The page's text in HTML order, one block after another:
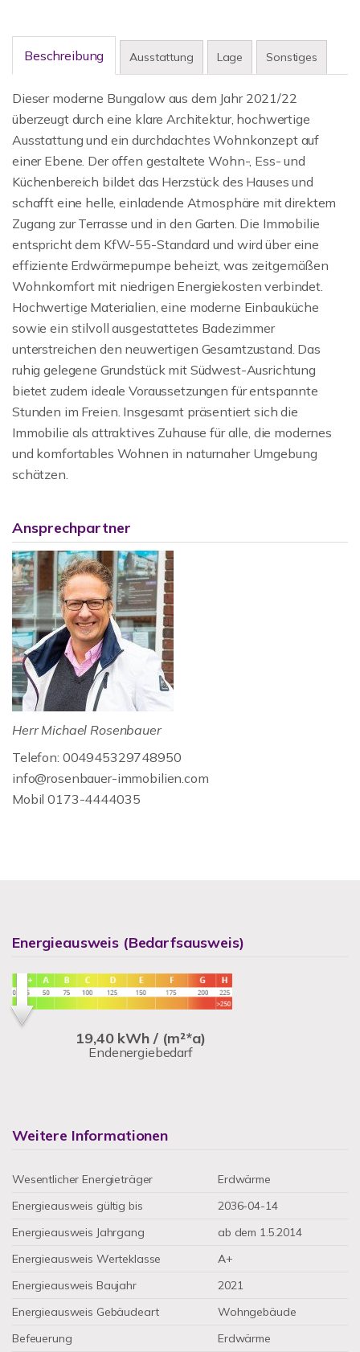
Beschreibung Ausstattung Lage Sonstiges
Dieser moderne Bungalow aus dem Jahr 2021/22
überzeugt durch eine klare Architektur, hochwertige
Ausstattung und ein durchdachtes Wohnkonzept auf
einer Ebene. Der offen gestaltete Wohn-, Ess- und
Küchenbereich bildet das Herzstück des Hauses und
schafft eine helle, einladende Atmosphäre mit direktem
Zugang zur Terrasse und in den Garten. Die Immobilie
entspricht dem KfW-55-Standard und wird über eine
effiziente Erdwärmepumpe beheizt, was zeitgemäßen
Wohnkomfort mit niedrigen Energiekosten verbindet.
Hochwertige Materialien, eine moderne Einbauküche
sowie ein stilvoll ausgestattetes Badezimmer
unterstreichen den neuwertigen Gesamtzustand. Das
ruhig gelegene Grundstück mit Südwest-Ausrichtung
bietet zudem ideale Voraussetzungen für entspannte
Stunden im Freien. Insgesamt präsentiert sich die
Immobilie als attraktives Zuhause für alle, die modernes
und komfortables Wohnen in naturnaher Umgebung
schätzen.
Ansprechpartner
Herr Michael Rosenbauer
Telefon: 004945329748950
info@rosenbauer-immobilien.com
Mobil 0173-4444035
Energieausweis (Bedarfsausweis)
19,40 kWh / (m²*a)
Endenergiebedarf
Weitere Informationen
Wesentlicher Energieträger
Erdwärme
Energieausweis gültig bis
2036-04-14
Energieausweis Jahrgang
ab dem 1.5.2014
Energieausweis Werteklasse
A+
Energieausweis Baujahr
2021
Energieausweis Gebäudeart
Wohngebäude
Befeuerung
Erdwärme